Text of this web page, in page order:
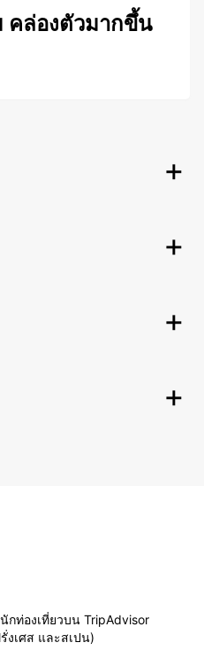
คล่องตัวมากขึ้น
กท่องเที่ยวบน TripAdvisor
งเศส และสเปน)